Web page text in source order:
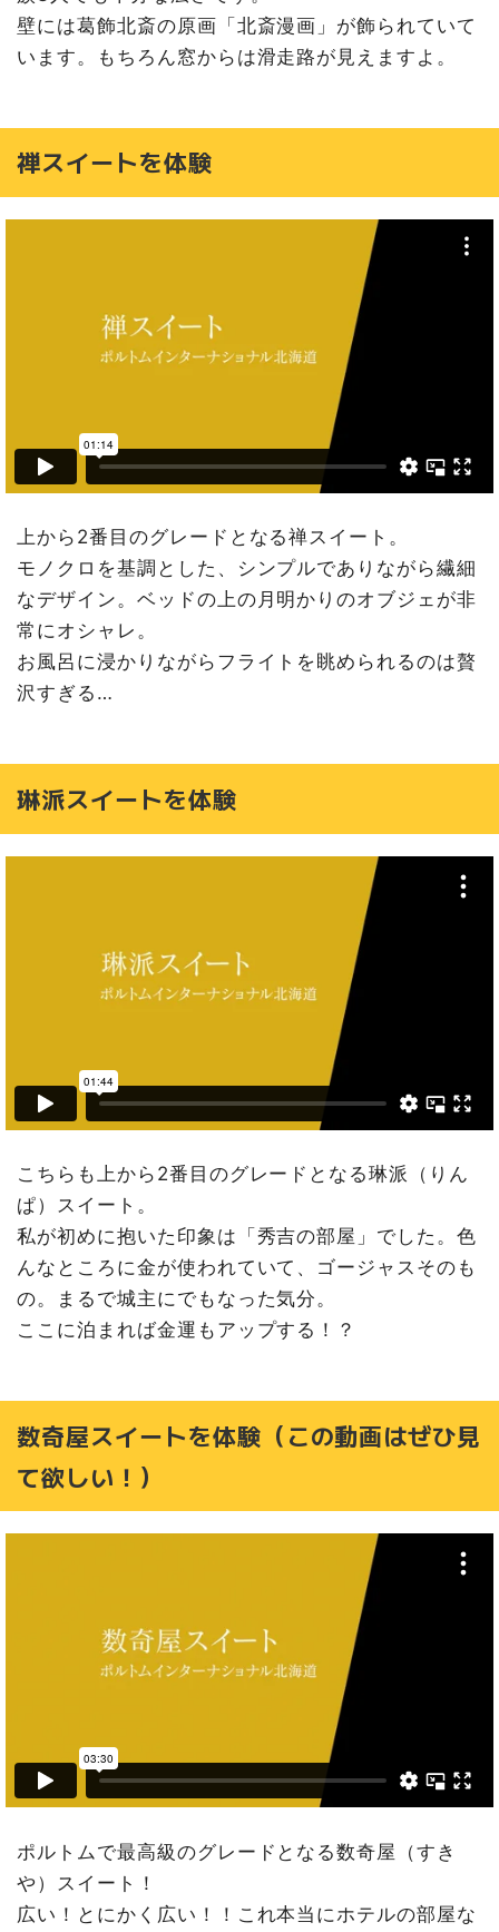
壁には葛飾北斎の原画「北斎漫画」が飾られていて
います。もちろん窓からは滑走路が見えますよ。
禅スイートを体験
上から2番目のグレードとなる禅スイート。
モノクロを基調とした、シンプルでありながら繊細
なデザイン。ベッドの上の月明かりのオブジェが非
常にオシャレ。
お風呂に浸かりながらフライトを眺められるのは贅
沢すぎる…
琳派スイートを体験
こちらも上から2番目のグレードとなる琳派（りん
ぱ）スイート。
私が初めに抱いた印象は「秀吉の部屋」でした。色
んなところに金が使われていて、ゴージャスそのも
の。まるで城主にでもなった気分。
ここに泊まれば金運もアップする！？
数奇屋スイートを体験（この動画はぜひ見
て欲しい！）
ポルトムで最高級のグレードとなる数奇屋（すき
や）スイート！
広い！とにかく広い！！これ本当にホテルの部屋な